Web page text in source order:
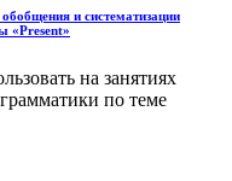
и систематизации
«Present»
на занятиях
по теме